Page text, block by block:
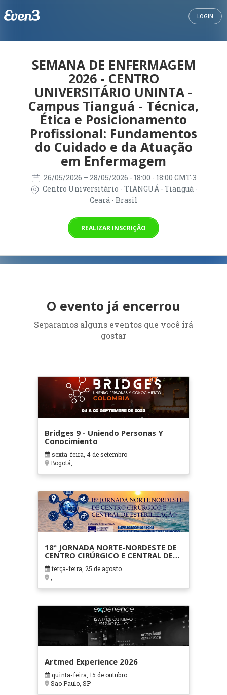
LOGIN
SEMANA DE ENFERMAGEM
2026 - CENTRO
UNIVERSITÁRIO UNINTA -
Campus Tianguá - Técnica,
Ética e Posicionamento
Profissional: Fundamentos
do Cuidado e da Atuação
em Enfermagem
26/05/2026 – 28/05/2026 - 18:00 - 18:00 GMT-3
Centro Universitário - TIANGUÁ - Tianguá -
Ceará - Brasil
REALIZAR INSCRIÇÃO
O evento já encerrou
Separamos alguns eventos que você irá
gostar
Bridges 9 - Uniendo Personas Y
Conocimiento
sexta-feira, 4 de setembro
Bogotá,
18ª JORNADA NORTE-NORDESTE DE
CENTRO CIRÚRGICO E CENTRAL DE
ESTERILIZAÇÃO
terça-feira, 25 de agosto
,
Artmed Experience 2026
quinta-feira, 15 de outubro
Sao Paulo, SP